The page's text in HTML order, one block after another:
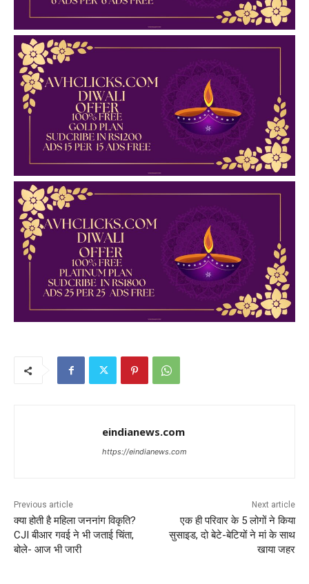
eindianews.com
https://eindianews.com
Previous article
क्या होती है महिला जननांग विकृति?
CJI बीआर गवई ने भी जताई चिंता,
बोले- आज भी जारी
Next article
एक ही परिवार के 5 लोगों ने किया
सुसाइड, दो बेटे-बेटियों ने मां के साथ
खाया जहर